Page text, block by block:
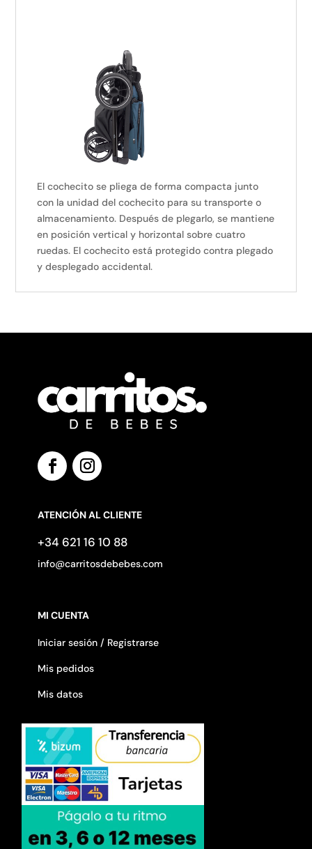
El cochecito se pliega de forma compacta junto
con la unidad del cochecito para su transporte o
almacenamiento. Después de plegarlo, se mantiene
en posición vertical y horizontal sobre cuatro
ruedas. El cochecito está protegido contra plegado
y desplegado accidental.
ATENCIÓN AL CLIENTE
+34 621 16 10 88
info@carritosdebebes.com
MI CUENTA
Iniciar sesión / Registrarse
Mis pedidos
Mis datos